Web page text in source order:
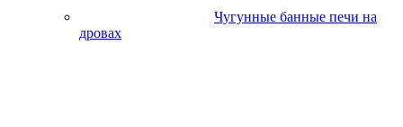
Чугунные банные печи на
дровах